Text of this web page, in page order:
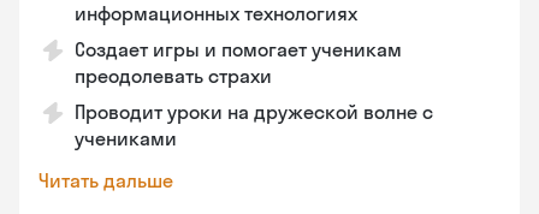
информационных технологиях
Создает игры и помогает ученикам
преодолевать страхи
Проводит уроки на дружеской волне с
учениками
Читать дальше